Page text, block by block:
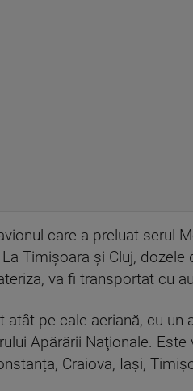
care a preluat serul
Timișoara și Cluj,
va fi transportat cu
pe cale aeriană, cu
Apărării Naţionale.
Craiova, Iași,